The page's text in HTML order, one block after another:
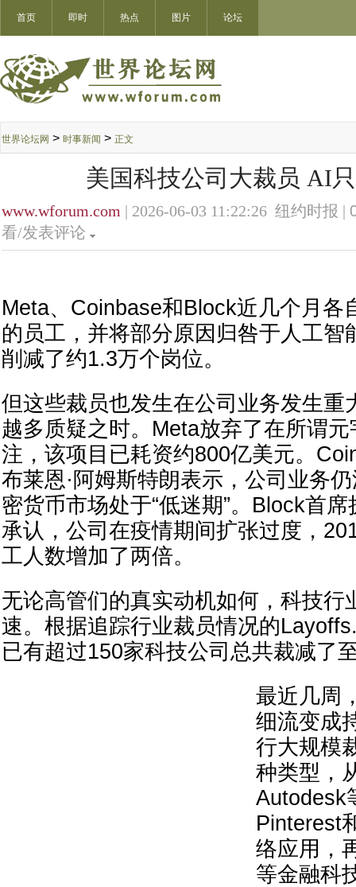
首页 即时 热点 图片 论坛
世界论坛网 > 时事新闻 > 正文
美国科技公司大裁员 AI
www.wforum.com | 2026-06-03 11:22:26 纽约时报 |
看/发表评论
Meta、Coinbase和Block近几个月各
的员工，并将部分原因归咎于人工智
削减了约1.3万个岗位。
但这些裁员也发生在公司业务发生重
越多质疑之时。Meta放弃了在所谓
注，该项目已耗资约800亿美元。
布莱恩·阿姆斯特朗表示，公司业务
密货币市场处于“低迷期”。Block首
承认，公司在疫情期间扩张过度，
工人数增加了两倍。
无论高管们的真实动机如何，科技行
速。根据追踪行业裁员情况的
已有超过150家科技公司总共裁减了
最近几周
细流变成
行大规模
种类型，
Autodesk
Pinterest
络应用，
等金融科